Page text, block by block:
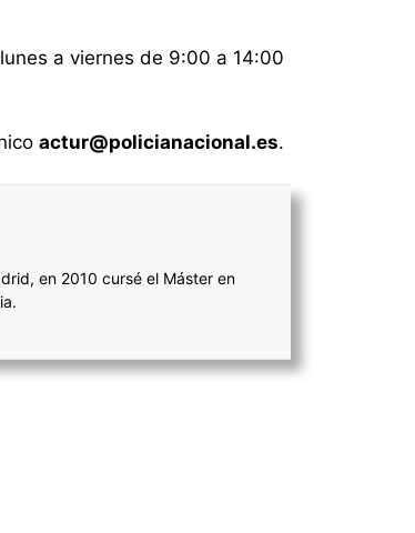
a viernes de 9:00 a 14:00
actur@policianacional.es.
en 2010 cursé el Máster en